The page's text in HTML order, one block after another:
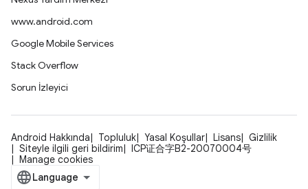
www.android.com
Google Mobile Services
Stack Overflow
Sorun İzleyici
Android Hakkında Topluluk Yasal Koşullar Lisans
Gizlilik
Siteyle ilgili geri bildirim
ICP证合字B2-20070004号
Manage cookies